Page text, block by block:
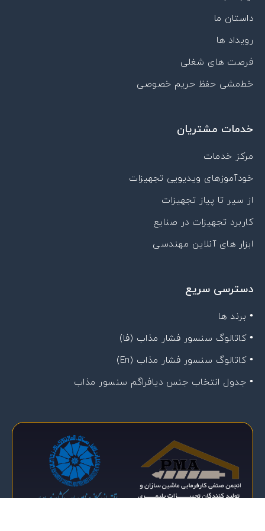
داستان ما
رویداد ها
فرصت های شغلی
خط‌مشی حفظ حریم خصوصی
خدمات مشتریان
مرکز خدمات
خودآموزهای ویدیویی تجهیزات
از سیر تا پیاز تجهیزات
کاربرد تجهیزات در صنایع
ابزار های آنلاین مهندسی
دسترسی سریع
• برند ها
• کاتالوگ سنسور فشار مذاب (فا)
• کاتالوگ سنسور فشار مذاب (En)
• جدول انتخاب جنس دیافراگم سنسور مذاب